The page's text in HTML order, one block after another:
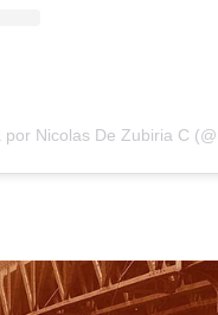
Nicolas De Zubiria C